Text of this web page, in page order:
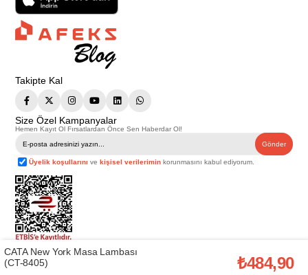
Takipte Kal
Size Özel Kampanyalar
Hemen Kayıt Ol Fırsatlardan Önce Sen Haberdar Ol!
Gönder
Üyelik koşullarını vekişisel verilerimin korunmasını kabul ediyorum.
Telif Hakkı © 2026Afeks Yapı Market
. Tüm hakları saklıdır.
Bu web sitesindeki tüm ürünler ticari amaçlıdır. Web sitemizde yer alan
CATA New York Masa Lambası
(CT-8405)
₺484,90